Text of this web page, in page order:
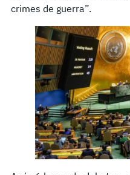
crimes de guerra”.